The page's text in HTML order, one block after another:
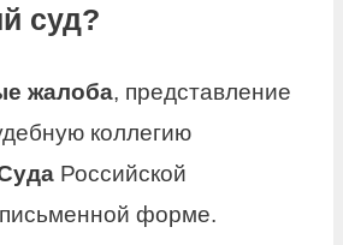
суд?
жалоба, представление
коллегию
Российской
форме.